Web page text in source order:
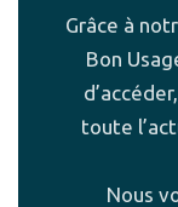
Grâce à
Bon
toute
Nous